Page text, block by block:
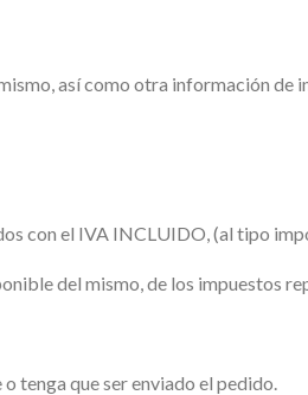
así como otra información de
con el IVA INCLUIDO, (al tipo
del mismo, de los impuestos
tenga que ser enviado el pedido.